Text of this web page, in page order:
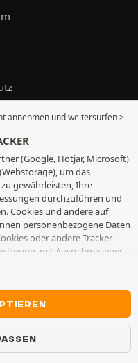
annehmen und weitersurfen >
(Google, Hotjar, Microsoft)
um das
gewährleisten, Ihre
durchzuführen und
Cookies und andere auf
personenbezogene Daten
oder andere Tracker
mit Ausnahme jener,
Sie können Ihre
die WebseiteCookies und
Ihre Navigation
oder anderen
keinen Einfluss auf Ihren
AD TYRES. Weitere
Cookies und andere Tracker.